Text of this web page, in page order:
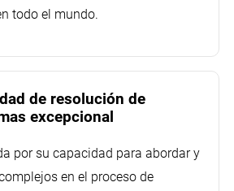
todo el mundo.
de resolución de
excepcional
por su capacidad para abordar y
en el proceso de